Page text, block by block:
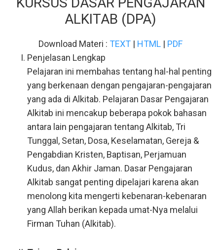
ALKITAB (DPA)
Download Materi : TEXT | HTML | PDF
Penjelasan Lengkap
Pelajaran ini membahas tentang hal-hal penting
yang berkenaan dengan pengajaran-pengajaran
yang ada di Alkitab. Pelajaran Dasar Pengajaran
Alkitab ini mencakup beberapa pokok bahasan
antara lain pengajaran tentang Alkitab, Tri
Tunggal, Setan, Dosa, Keselamatan, Gereja &
Pengabdian Kristen, Baptisan, Perjamuan
Kudus, dan Akhir Jaman. Dasar Pengajaran
Alkitab sangat penting dipelajari karena akan
menolong kita mengerti kebenaran-kebenaran
yang Allah berikan kepada umat-Nya melalui
Firman Tuhan (Alkitab).